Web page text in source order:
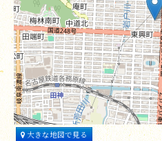
大きな地図で見る